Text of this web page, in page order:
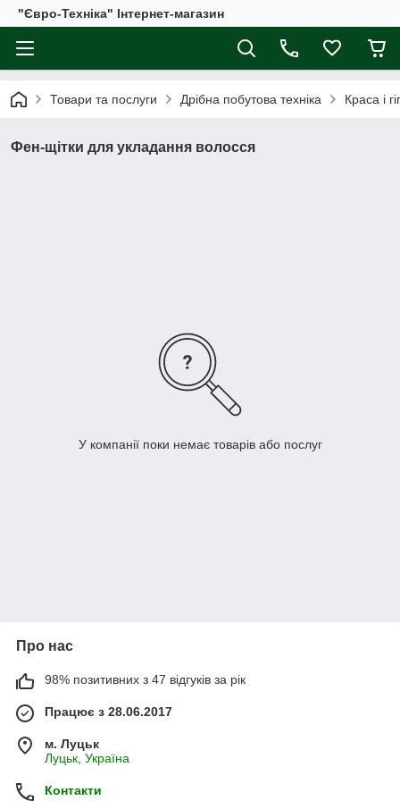
"Євро-Техніка" Інтернет-магазин
Товари та послуги Дрібна побутова техніка Краса і
Фен-щітки для укладання волосся
У компанії поки немає товарів або послуг
Про нас
98% позитивних з 47 відгуків за рік
Працює з 28.06.2017
м. Луцьк
Луцьк, Україна
Контакти